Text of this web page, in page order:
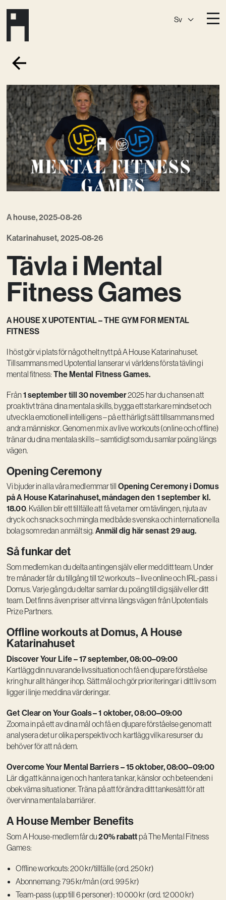
Sv
A House
A HouseSlaktis
A HouseSlussen
A HouseSickla
A House Hagastaden
Medlemskap
Event­lokaler
Kreativ utveckling
Vision
Kontakt
A house, 2025-08-26
Katarinahuset, 2025-08-26
Tävla i Mental
Fitness Games
A HOUSE X UPOTENTIAL – THE GYM FOR MENTAL
FITNESS
I höst gör vi plats för något helt nytt på A House Katarinahuset.
Tillsammans med Upotential lanserar vi världens första tävling i
mental fitness: The Mental Fitness Games.
Från1 september till 30 november2025 har du chansen att
proaktivt träna dina mentala skills, bygga ett starkare mindset och
utveckla emotionell intelligens – på ett härligt sätt tillsammans med
andra människor. Genom en mix av live workouts (online och offline)
tränar du dina mentala skills – samtidigt som du samlar poäng längs
vägen.
Opening Ceremony
Vi bjuder in alla våra medlemmar till Opening Ceremony i Domus
på A House Katarinahuset, måndagen den 1 september kl.
18.00. Kvällen blir ett tillfälle att få veta mer om tävlingen, njuta av
dryck och snacks och mingla med både svenska och internationella
bolag som redan anmält sig. Anmäl dig här senast 29 aug.
Så funkar det
Som medlem kan du delta antingen själv eller med ditt team. Under
tre månader får du tillgång till 12 workouts – live online och IRL-pass i
Domus. Varje gång du deltar samlar du poäng till dig själv eller ditt
team. Det finns även priser att vinna längs vägen från Upotentials
Prize Partners.
Offline workouts at Domus, A House
Katarinahuset
Discover Your Life – 17 september, 08:00–09:00
Kartlägg din nuvarande livssituation och få en djupare förståelse
kring hur allt hänger ihop. Sätt mål och gör prioriteringar i ditt liv som
ligger i linje med dina värderingar.
Get Clear on Your Goals– 1 oktober, 08:00–09:00
Zooma in på ett av dina mål och få en djupare förståelse genom att
analysera det ur olika perspektiv och kartlägg vilka resurser du
behöver för att nå dem.
Overcome Your Mental Barriers – 15 oktober, 08:00–09:00
Lär dig att känna igen och hantera tankar, känslor och beteenden i
obekväma situationer. Träna på att förändra ditt tankesätt för att
övervinna mentala barriärer.
A House Member Benefits
Som A House-medlem får du20% rabattpå The Mental Fitness
Games:
Offline workouts: 200 kr/tillfälle (ord. 250 kr)
Abonnemang: 795 kr/mån (ord. 995 kr)
Team-pass (upp till 6 personer): 10 000 kr (ord. 12 000 kr)